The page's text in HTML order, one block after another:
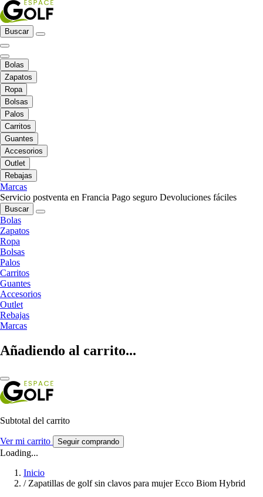
Buscar
Bolas
Zapatos
Ropa
Bolsas
Palos
Carritos
Guantes
Accesorios
Outlet
Rebajas
Marcas
Servicio postventa en Francia Pago seguro Devoluciones fáciles
Buscar
Bolas
Zapatos
Ropa
Bolsas
Palos
Carritos
Guantes
Accesorios
Outlet
Rebajas
Marcas
Añadiendo al carrito...
Subtotal del carrito
Ver mi carrito Seguir comprando
Loading...
Inicio
/ Zapatillas de golf sin clavos para mujer Ecco Biom Hybrid